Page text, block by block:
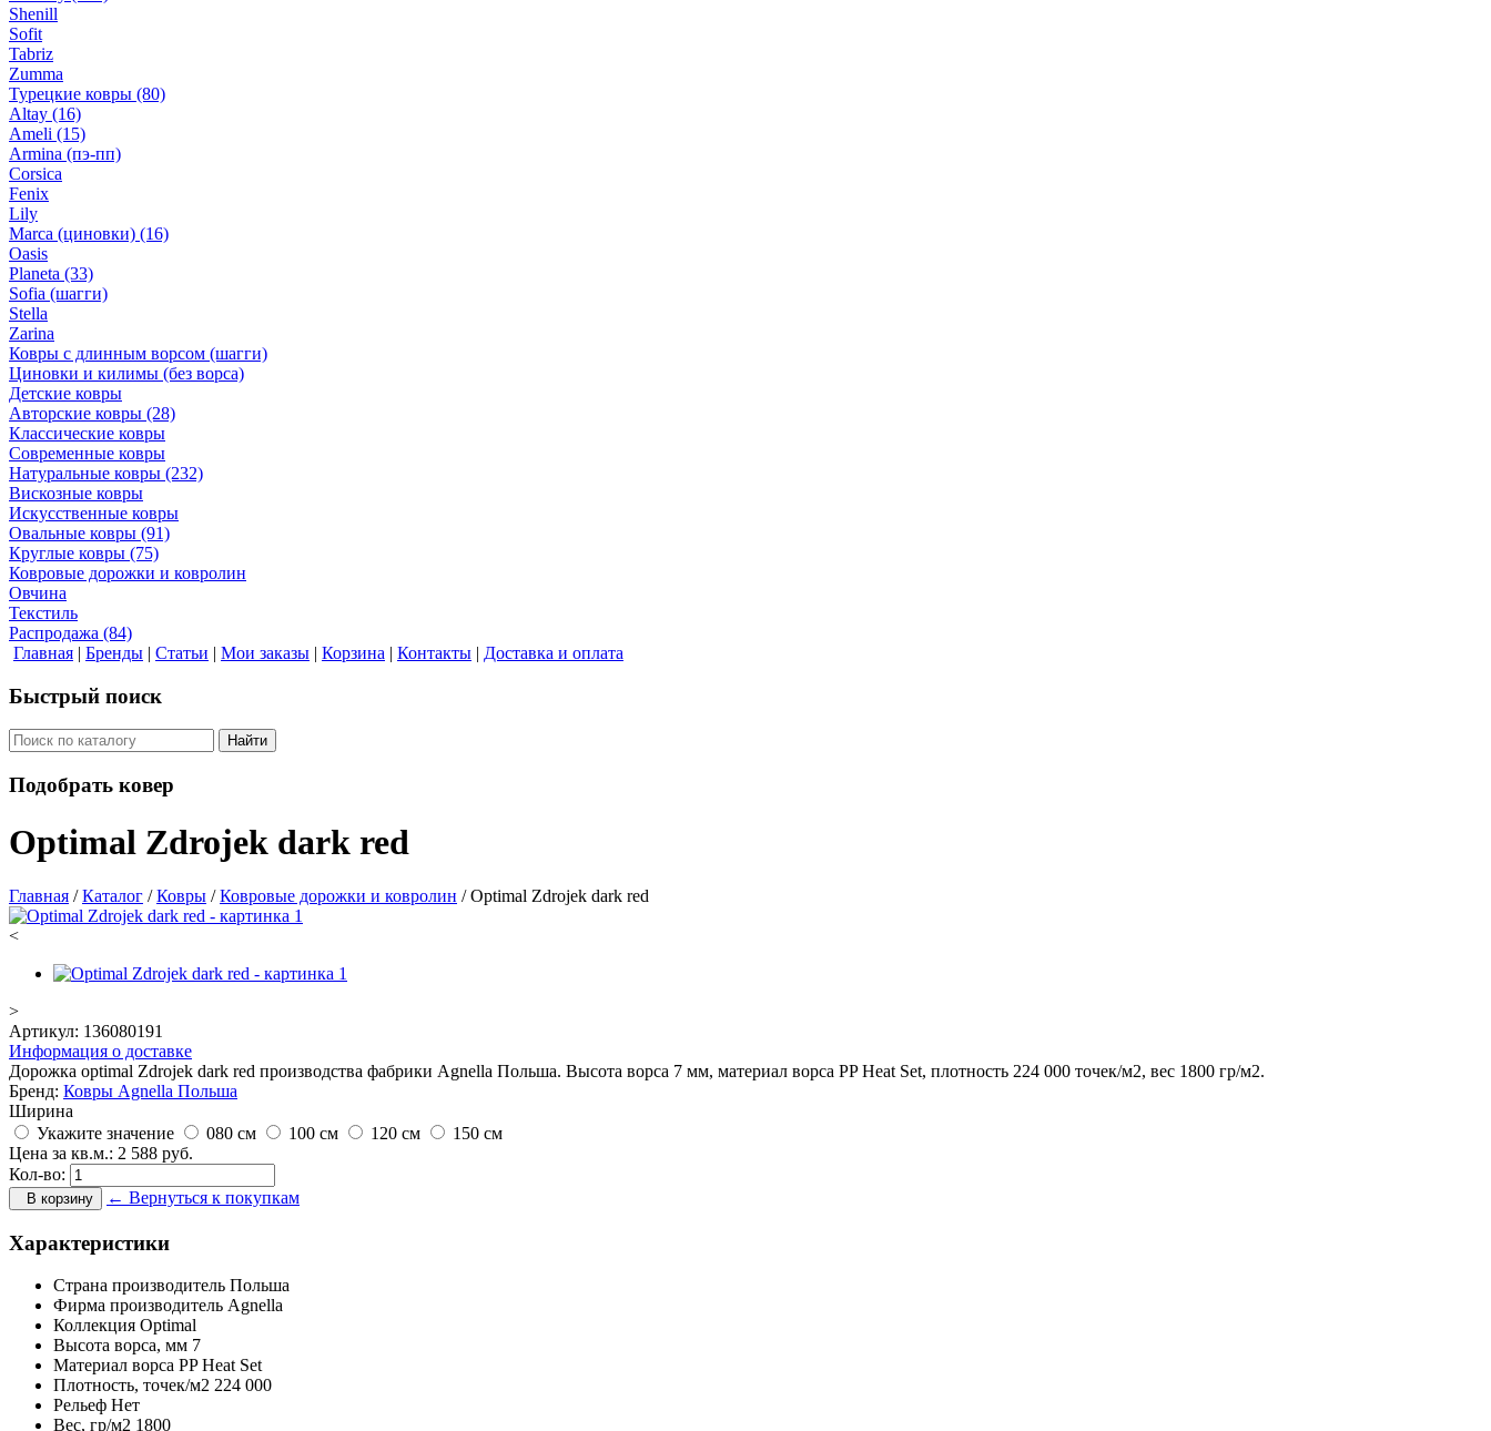
Shenill
Sofit
Tabriz
Zumma
Турецкие ковры (80)
Altay (16)
Ameli (15)
Armina (пэ-пп)
Corsica
Fenix
Lily
Marca (циновки) (16)
Oasis
Planeta (33)
Sofia (шагги)
Stella
Zarina
Ковры с длинным ворсом (шагги)
Циновки и килимы (без ворса)
Детские ковры
Авторские ковры (28)
Классические ковры
Современные ковры
Натуральные ковры (232)
Вискозные ковры
Искусственные ковры
Овальные ковры (91)
Круглые ковры (75)
Ковровые дорожки и ковролин
Овчина
Текстиль
Распродажа (84)
Главная | Бренды | Статьи | Мои заказы | Корзина | Контакты | Доставка и оплата
Быстрый поиск
Найти
Подобрать ковер
Optimal Zdrojek dark red
Главная / Каталог / Ковры / Ковровые дорожки и ковролин / Optimal Zdrojek dark red
<
>
Артикул: 136080191
Информация о доставке
Дорожка optimal Zdrojek dark red производства фабрики Agnella Польша. Высота ворса 7 мм, материал ворса PP Heat Set, плотность 224 000 точек/м2, вес 1800 гр/м2.
Бренд: Ковры Agnella Польша
Ширина
Укажите значение
080 см 100 см 120 см
150 см
Цена за кв.м.: 2 588 руб.
Кол-во:
В корзину ← Вернуться к покупкам
Характеристики
Страна производитель Польша
Фирма производитель Agnella
Коллекция Optimal
Высота ворса, мм 7
Материал ворса PP Heat Set
Плотность, точек/м2 224 000
Рельеф Нет
Вес, гр/м2 1800